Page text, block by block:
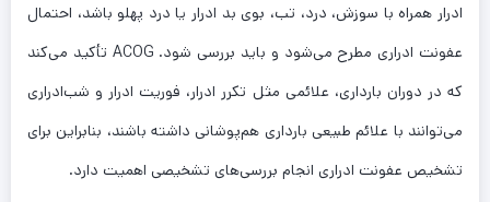
ادرار همراه با سوزش، درد، تب، بوی بد ادرار یا درد پهلو باشد، احتمال
عفونت ادراری مطرح می‌شود و باید بررسی شود. ACOG تأکید می‌کند
که در دوران بارداری، علائمی مثل تکرر ادرار، فوریت ادرار و شب‌ادراری
می‌توانند با علائم طبیعی بارداری هم‌پوشانی داشته باشند، بنابراین برای
تشخیص عفونت ادراری انجام بررسی‌های تشخیصی اهمیت دارد.